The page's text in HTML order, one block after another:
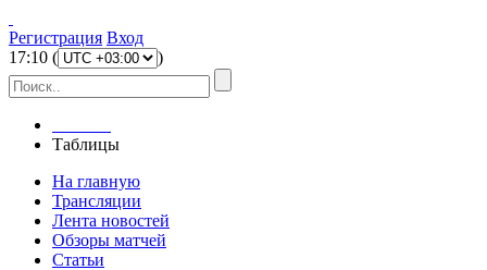
Регистрация Вход
17:10 ( )
Таблицы
На главную
Трансляции
Лента новостей
Обзоры матчей
Статьи